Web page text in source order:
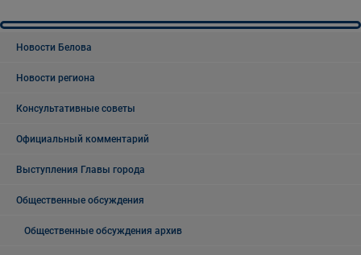
Новости Белова
Новости региона
Консультативные советы
Официальный комментарий
Выступления Главы города
Общественные обсуждения
Общественные обсуждения архив